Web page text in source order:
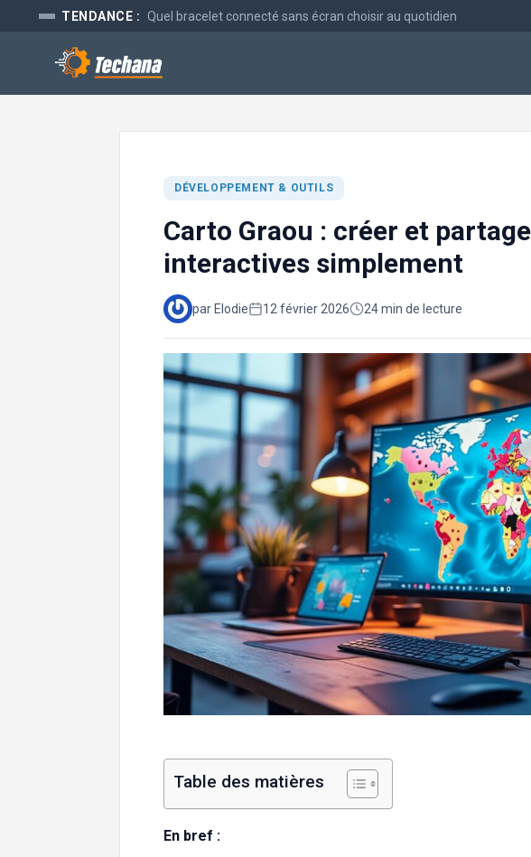
TENDANCE : Quel bracelet connecté sans écran choisir au quotidien
DÉVELOPPEMENT & OUTILS
Carto Graou : créer et
interactives simplement
par Elodie 12 février 2026 24 min de lecture
Table des matières
En bref :